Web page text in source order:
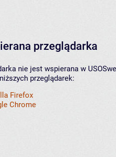
przeglądarka
nie jest wspierana w
przeglądarek:
Firefox
Chrome